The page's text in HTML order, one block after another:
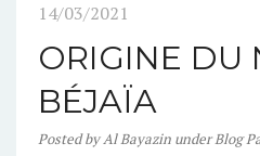
14/03/2021
ORIGINE DU
BÉJAÏA
PostedbyAl Bayazin underBlog